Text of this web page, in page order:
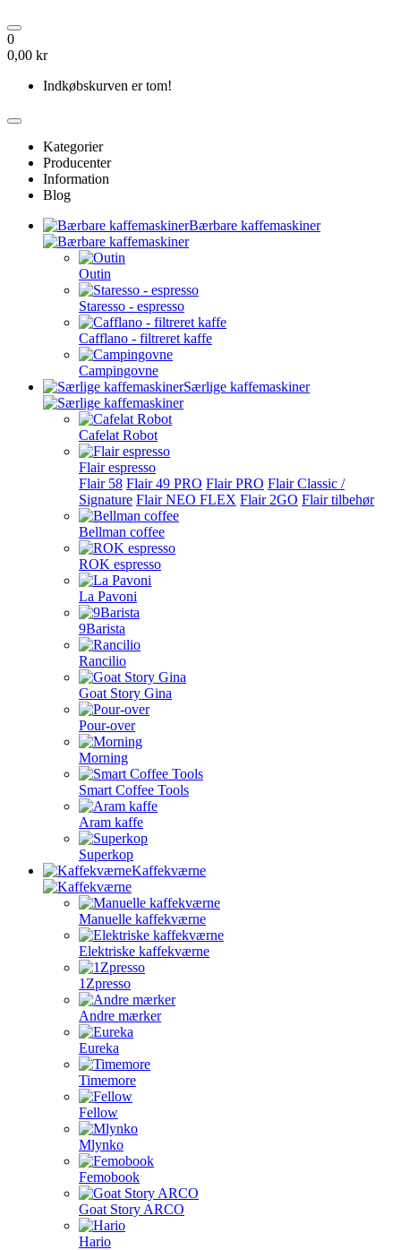
0
0,00 kr
Indkøbskurven er tom!
Kategorier
Producenter
Information
Blog
Bærbare kaffemaskiner
Outin
Staresso - espresso
Cafflano - filtreret kaffe
Campingovne
Særlige kaffemaskiner
Cafelat Robot
Flair espresso
Flair 58 Flair 49 PRO Flair PRO Flair Classic /
Signature Flair NEO FLEX Flair 2GO Flair tilbehør
Bellman coffee
ROK espresso
La Pavoni
9Barista
Rancilio
Goat Story Gina
Pour-over
Morning
Smart Coffee Tools
Aram kaffe
Superkop
Kaffekværne
Manuelle kaffekværne
Elektriske kaffekværne
1Zpresso
Andre mærker
Eureka
Timemore
Fellow
Mlynko
Femobook
Goat Story ARCO
Hario